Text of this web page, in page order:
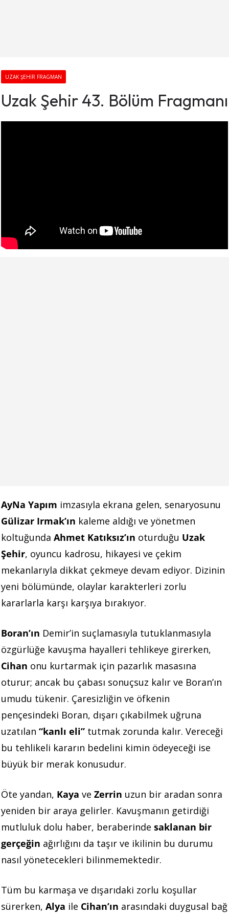
UZAK ŞEHIR FRAGMAN
Uzak Şehir 43. Bölüm Fragmanı
AyNa Yapım imzasıyla ekrana gelen, senaryosunu
Gülizar Irmak’ın kaleme aldığı ve yönetmen
koltuğunda Ahmet Katıksız’ın oturduğu Uzak
Şehir, oyuncu kadrosu, hikayesi ve çekim
mekanlarıyla dikkat çekmeye devam ediyor. Dizinin
yeni bölümünde, olaylar karakterleri zorlu
kararlarla karşı karşıya bırakıyor.
Boran’ın Demir’in suçlamasıyla tutuklanmasıyla
özgürlüğe kavuşma hayalleri tehlikeye girerken,
Cihan onu kurtarmak için pazarlık masasına
oturur; ancak bu çabası sonuçsuz kalır ve Boran’ın
umudu tükenir. Çaresizliğin ve öfkenin
pençesindeki Boran, dışarı çıkabilmek uğruna
uzatılan “kanlı eli” tutmak zorunda kalır. Vereceği
bu tehlikeli kararın bedelini kimin ödeyeceği ise
büyük bir merak konusudur.
Öte yandan, Kaya ve Zerrin uzun bir aradan sonra
yeniden bir araya gelirler. Kavuşmanın getirdiği
mutluluk dolu haber, beraberinde saklanan bir
gerçeğin ağırlığını da taşır ve ikilinin bu durumu
nasıl yönetecekleri bilinmemektedir.
Tüm bu karmaşa ve dışarıdaki zorlu koşullar
sürerken, Alya ile Cihan’ın arasındaki duygusal bağ